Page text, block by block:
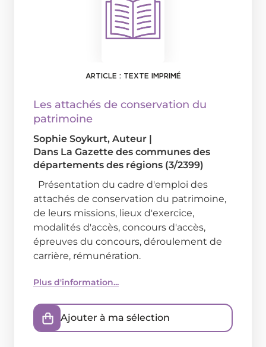
ARTICLE : TEXTE IMPRIMÉ
Les attachés de conservation du
patrimoine
Sophie Soykurt, Auteur |
Dans La Gazette des communes des
départements des régions (3/2399)
Présentation du cadre d'emploi des
attachés de conservation du patrimoine,
de leurs missions, lieux d'exercice,
modalités d'accès, concours d'accès,
épreuves du concours, déroulement de
carrière, rémunération.
Plus d'information...
Ajouter à ma sélection